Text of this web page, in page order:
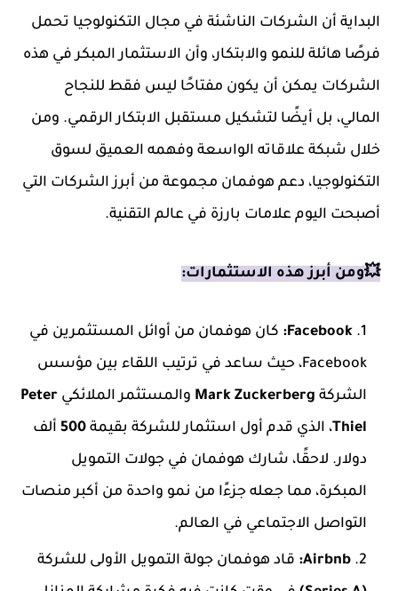
البداية أن الشركات الناشئة في مجال التكنولوجيا تحمل
فرصًا هائلة للنمو والابتكار، وأن الاستثمار المبكر في هذه
الشركات يمكن أن يكون مفتاحًا ليس فقط للنجاح
المالي، بل أيضًا لتشكيل مستقبل الابتكار الرقمي. ومن
خلال شبكة علاقاته الواسعة وفهمه العميق لسوق
التكنولوجيا، دعم هوفمان مجموعة من أبرز الشركات التي
أصبحت اليوم علامات بارزة في عالم التقنية.
💥ومن أبرز هذه الاستثمارات:
Facebook:
كان هوفمان من أوائل المستثمرين في
Facebook، حيث ساعد في ترتيب اللقاء بين مؤسس
الشركة Mark Zuckerberg والمستثمر الملائكي Peter
Thiel، الذي قدم أول استثمار للشركة بقيمة 500 ألف
دولار. لاحقًا، شارك هوفمان في جولات التمويل
المبكرة، مما جعله جزءًا من نمو واحدة من أكبر منصات
التواصل الاجتماعي في العالم.
Airbnb: قاد هوفمان جولة التمويل الأولى للشركة